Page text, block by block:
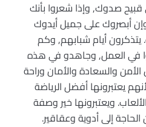
صدوك, وإذا شعروا بأنك
أبصروك على جميل أيدوك
أيام شبابهم, وكم
في العمل, وجاهدو في هذه
والسعادة والأمان وراحة
يعتبرونها أفضل الرياضة
ويعتبرونها خير وصفة
إلى أدوية وعقاقير.